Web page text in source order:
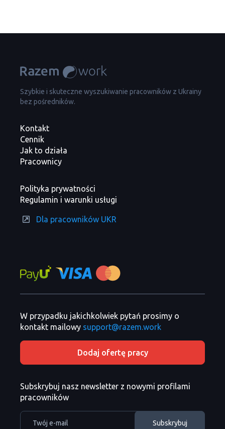
Szybkie i skuteczne wyszukiwanie pracowników z Ukrainy
bez pośredników.
Kontakt
Cennik
Jak to działa
Pracownicy
Polityka prywatności
Regulamin i warunki usługi
Dla pracowników UKR
W przypadku jakichkolwiek pytań prosimy o
kontakt mailowy support@razem.work
Dodaj ofertę pracy
Subskrybuj nasz newsletter z nowymi profilami
pracowników